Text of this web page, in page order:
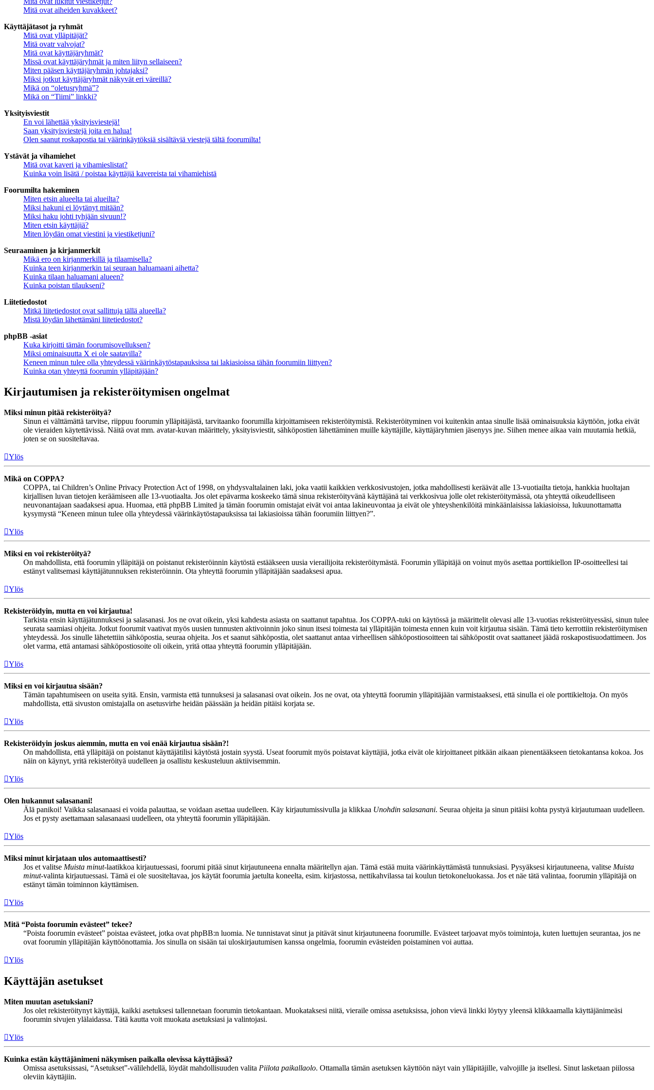
Mitä ovat aiheiden kuvakkeet?
Käyttäjätasot ja ryhmät
Mitä ovat ylläpitäjät?
Mitä ovatr valvojat?
Mitä ovat käyttäjäryhmät?
Missä ovat käyttäjäryhmät ja miten liityn sellaiseen?
Miten pääsen käyttäjäryhmän johtajaksi?
Miksi jotkut käyttäjäryhmät näkyvät eri väreillä?
Mikä on “oletusryhmä”?
Mikä on “Tiimi” linkki?
Yksityisviestit
En voi lähettää yksityisviestejä!
Saan yksityisviestejä joita en halua!
Olen saanut roskapostia tai väärinkäytöksiä sisältäviä viestejä tältä foorumilta!
Ystävät ja vihamiehet
Mitä ovat kaveri ja vihamieslistat?
Kuinka voin lisätä / poistaa käyttäjiä kavereista tai vihamiehistä
Foorumilta hakeminen
Miten etsin alueelta tai alueilta?
Miksi hakuni ei löytänyt mitään?
Miksi haku johti tyhjään sivuun!?
Miten etsin käyttäjiä?
Miten löydän omat viestini ja viestiketjuni?
Seuraaminen ja kirjanmerkit
Mikä ero on kirjanmerkillä ja tilaamisella?
Kuinka teen kirjanmerkin tai seuraan haluamaani aihetta?
Kuinka tilaan haluamani alueen?
Kuinka poistan tilaukseni?
Liitetiedostot
Mitkä liitetiedostot ovat sallittuja tällä alueella?
Mistä löydän lähettämäni liitetiedostot?
phpBB -asiat
Kuka kirjoitti tämän foorumisovelluksen?
Miksi ominaisuutta X ei ole saatavilla?
Keneen minun tulee olla yhteydessä väärinkäytöstapauksissa tai lakiasioissa tähän foorumiin liittyen?
Kuinka otan yhteyttä foorumin ylläpitäjään?
Kirjautumisen ja rekisteröitymisen ongelmat
Miksi minun pitää rekisteröityä?
Sinun ei välttämättä tarvitse, riippuu foorumin ylläpitäjästä, tarvitaanko foorumilla kirjoittamiseen rekisteröitymistä. Rekisteröityminen voi kuitenkin antaa sinulle lisää ominaisuuksia käyttöön, jotka eivät
ole vieraiden käytettävissä. Näitä ovat mm. avatar-kuvan määrittely, yksityisviestit, sähköpostien lähettäminen muille käyttäjille, käyttäjäryhmien jäsenyys jne. Siihen menee aikaa vain muutamia hetkiä,
joten se on suositeltavaa.
Ylös
Mikä on COPPA?
COPPA, tai Children’s Online Privacy Protection Act of 1998, on yhdysvaltalainen laki, joka vaatii kaikkien verkkosivustojen, jotka mahdollisesti keräävät alle 13-vuotiailta tietoja, hankkia huoltajan
kirjallisen luvan tietojen keräämiseen alle 13-vuotiaalta. Jos olet epävarma koskeeko tämä sinua rekisteröityvänä käyttäjänä tai verkkosivua jolle olet rekisteröitymässä, ota yhteyttä oikeudelliseen
neuvonantajaan saadaksesi apua. Huomaa, että phpBB Limited ja tämän foorumin omistajat eivät voi antaa lakineuvontaa ja eivät ole yhteyshenkilöitä minkäänlaisissa lakiasioissa, lukuunottamatta
kysymystä “Keneen minun tulee olla yhteydessä väärinkäytöstapauksissa tai lakiasioissa tähän foorumiin liittyen?”.
Ylös
Miksi en voi rekisteröityä?
On mahdollista, että foorumin ylläpitäjä on poistanut rekisteröinnin käytöstä estääkseen uusia vierailijoita rekisteröitymästä. Foorumin ylläpitäjä on voinut myös asettaa porttikiellon IP-osoitteellesi tai
estänyt valitsemasi käyttäjätunnuksen rekisteröinnin. Ota yhteyttä foorumin ylläpitäjään saadaksesi apua.
Ylös
Rekisteröidyin, mutta en voi kirjautua!
Tarkista ensin käyttäjätunnuksesi ja salasanasi. Jos ne ovat oikein, yksi kahdesta asiasta on saattanut tapahtua. Jos COPPA-tuki on käytössä ja määrittelit olevasi alle 13-vuotias rekisteröityessäsi, sinun tulee
seurata saamiasi ohjeita. Jotkut foorumit vaativat myös uusien tunnusten aktivoinnin joko sinun itsesi toimesta tai ylläpitäjän toimesta ennen kuin voit kirjautua sisään. Tämä tieto kerrottiin rekisteröitymisen
yhteydessä. Jos sinulle lähetettiin sähköpostia, seuraa ohjeita. Jos et saanut sähköpostia, olet saattanut antaa virheellisen sähköpostiosoitteen tai sähköpostit ovat saattaneet jäädä roskapostisuodattimeen. Jos
olet varma, että antamasi sähköpostiosoite oli oikein, yritä ottaa yhteyttä foorumin ylläpitäjään.
Ylös
Miksi en voi kirjautua sisään?
Tämän tapahtumiseen on useita syitä. Ensin, varmista että tunnuksesi ja salasanasi ovat oikein. Jos ne ovat, ota yhteyttä foorumin ylläpitäjään varmistaaksesi, että sinulla ei ole porttikieltoja. On myös
mahdollista, että sivuston omistajalla on asetusvirhe heidän päässään ja heidän pitäisi korjata se.
Ylös
Rekisteröidyin joskus aiemmin, mutta en voi enää kirjautua sisään?!
On mahdollista, että ylläpitäjä on poistanut käyttäjätilisi käytöstä jostain syystä. Useat foorumit myös poistavat käyttäjiä, jotka eivät ole kirjoittaneet pitkään aikaan pienentääkseen tietokantansa kokoa. Jos
näin on käynyt, yritä rekisteröityä uudelleen ja osallistu keskusteluun aktiivisemmin.
Ylös
Olen hukannut salasanani!
Älä panikoi! Vaikka salasanaasi ei voida palauttaa, se voidaan asettaa uudelleen. Käy kirjautumissivulla ja klikkaa Unohdin salasanani. Seuraa ohjeita ja sinun pitäisi kohta pystyä kirjautumaan uudelleen.
Jos et pysty asettamaan salasanaasi uudelleen, ota yhteyttä foorumin ylläpitäjään.
Ylös
Miksi minut kirjataan ulos automaattisesti?
Jos et valitse Muista minut-laatikkoa kirjautuessasi, foorumi pitää sinut kirjautuneena ennalta määritellyn ajan. Tämä estää muita väärinkäyttämästä tunnuksiasi. Pysyäksesi kirjautuneena, valitse Muista
minut-valinta kirjautuessasi. Tämä ei ole suositeltavaa, jos käytät foorumia jaetulta koneelta, esim. kirjastossa, nettikahvilassa tai koulun tietokoneluokassa. Jos et näe tätä valintaa, foorumin ylläpitäjä on
estänyt tämän toiminnon käyttämisen.
Ylös
Mitä “Poista foorumin evästeet” tekee?
“Poista foorumin evästeet” poistaa evästeet, jotka ovat phpBB:n luomia. Ne tunnistavat sinut ja pitävät sinut kirjautuneena foorumille. Evästeet tarjoavat myös toimintoja, kuten luettujen seurantaa, jos ne
ovat foorumin ylläpitäjän käyttöönottamia. Jos sinulla on sisään tai uloskirjautumisen kanssa ongelmia, foorumin evästeiden poistaminen voi auttaa.
Ylös
Käyttäjän asetukset
Miten muutan asetuksiani?
Jos olet rekisteröitynyt käyttäjä, kaikki asetuksesi tallennetaan foorumin tietokantaan. Muokataksesi niitä, vieraile omissa asetuksissa, johon vievä linkki löytyy yleensä klikkaamalla käyttäjänimeäsi
foorumin sivujen ylälaidassa. Tätä kautta voit muokata asetuksiasi ja valintojasi.
Ylös
Kuinka estän käyttäjänimeni näkymisen paikalla olevissa käyttäjissä?
Omissa asetuksissasi, “Asetukset”-välilehdellä, löydät mahdollisuuden valita Piilota paikallaolo. Ottamalla tämän asetuksen käyttöön näyt vain ylläpitäjille, valvojille ja itsellesi. Sinut lasketaan piilossa
oleviin käyttäjiin.